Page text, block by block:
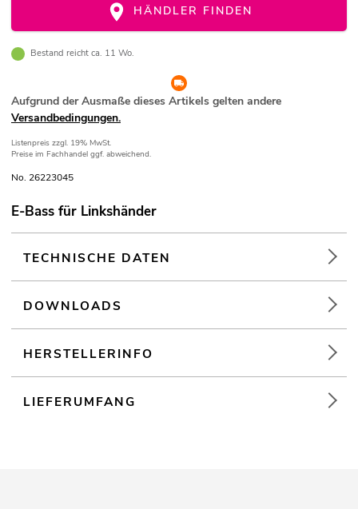
HÄNDLER FINDEN
Bestand reicht ca. 11 Wo.
Aufgrund der Ausmaße dieses Artikels gelten andere
Versandbedingungen.
Listenpreis zzgl. 19% MwSt.
Preise im Fachhandel ggf. abweichend.
No. 26223045
E-Bass für Linkshänder
TECHNISCHE DATEN
DOWNLOADS
HERSTELLERINFO
LIEFERUMFANG